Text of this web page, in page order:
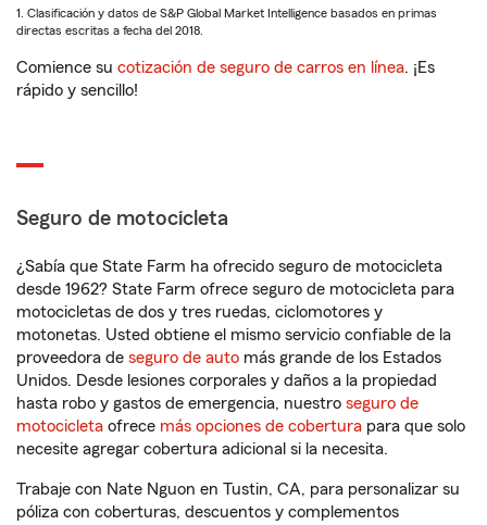
1. Clasificación y datos de S&P Global Market Intelligence basados en primas
directas escritas a fecha del 2018.
Comience su cotización de seguro de carros en línea. ¡Es
rápido y sencillo!
Seguro de motocicleta
¿Sabía que State Farm ha ofrecido seguro de motocicleta
desde 1962? State Farm ofrece seguro de motocicleta para
motocicletas de dos y tres ruedas, ciclomotores y
motonetas. Usted obtiene el mismo servicio confiable de la
proveedora de seguro de auto más grande de los Estados
Unidos. Desde lesiones corporales y daños a la propiedad
hasta robo y gastos de emergencia, nuestro seguro de
motocicleta ofrece más opciones de cobertura para que solo
necesite agregar cobertura adicional si la necesita.
Trabaje con Nate Nguon en Tustin, CA, para personalizar su
póliza con coberturas, descuentos y complementos